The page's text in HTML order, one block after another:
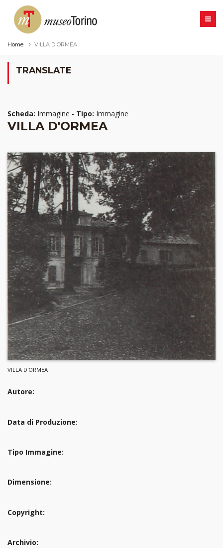
Home VILLA D'ORMEA
TRANSLATE
Scheda: Immagine - Tipo: Immagine
VILLA D'ORMEA
VILLA D'ORMEA
Autore:
Data di Produzione:
Tipo Immagine:
Dimensione:
Copyright:
Archivio: